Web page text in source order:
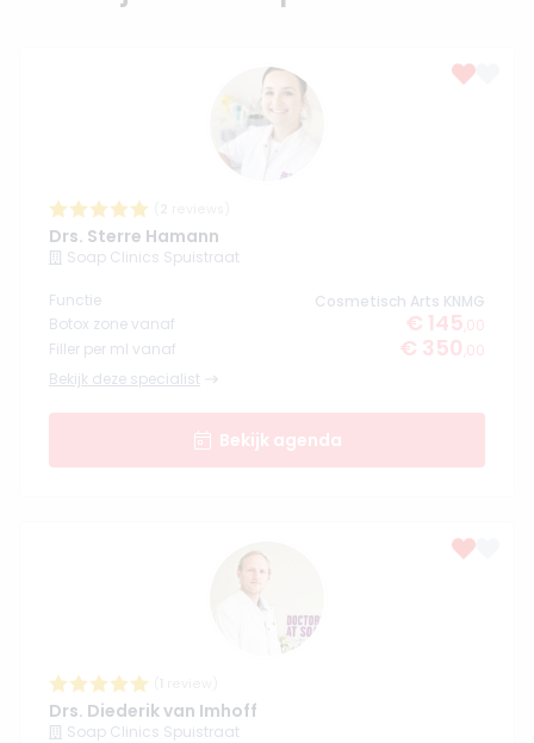
Drs. Sterre Hamann
Soap Clinics Spuistraat
Functie
Cosmetisch Arts KNMG
Botox zone vanaf
€ 145 ,00
Filler per ml vanaf
€ 350 ,00
Bekijk deze specialist
Bekijk agenda
Drs. Diederik van Imhoff
Soap Clinics Spuistraat